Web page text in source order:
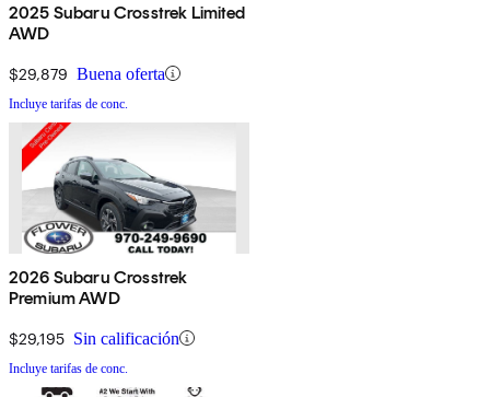
2025 Subaru Crosstrek Limited
AWD
$29,879 Buena oferta
Incluye tarifas de conc.
2026 Subaru Crosstrek
Premium AWD
$29,195 Sin calificación
Incluye tarifas de conc.